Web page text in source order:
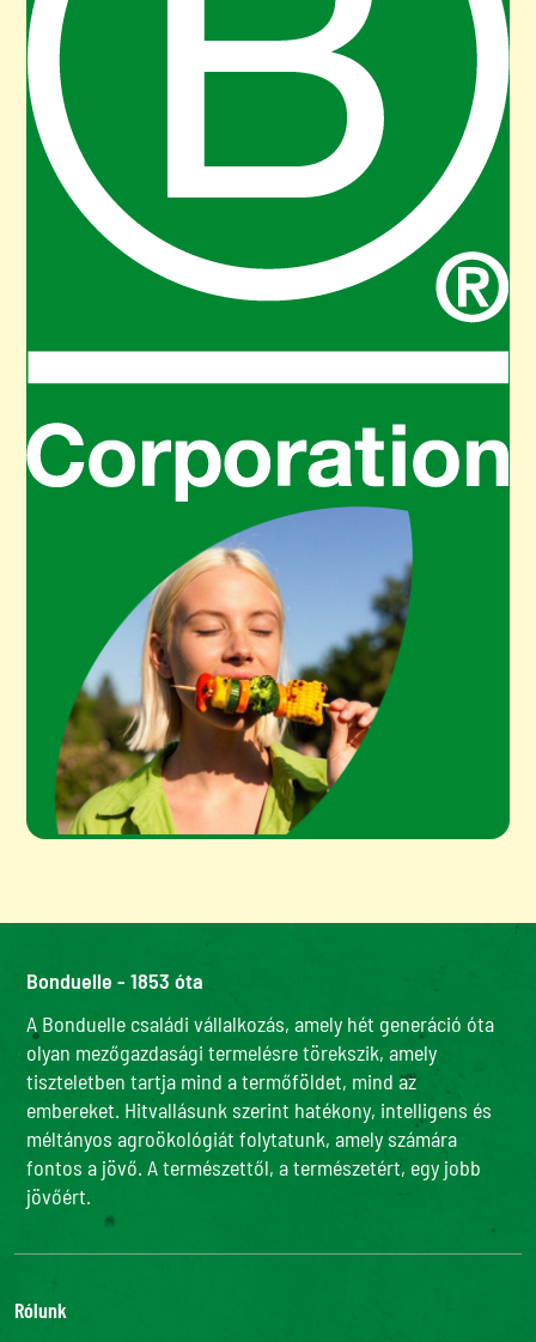
Bonduelle - 1853 óta
A Bonduelle családi vállalkozás, amely hét generáció óta
olyan mezőgazdasági termelésre törekszik, amely
tiszteletben tartja mind a termőföldet, mind az
embereket. Hitvallásunk szerint hatékony, intelligens és
méltányos agroökológiát folytatunk, amely számára
fontos a jövő. A természettől, a természetért, egy jobb
jövőért.
Rólunk